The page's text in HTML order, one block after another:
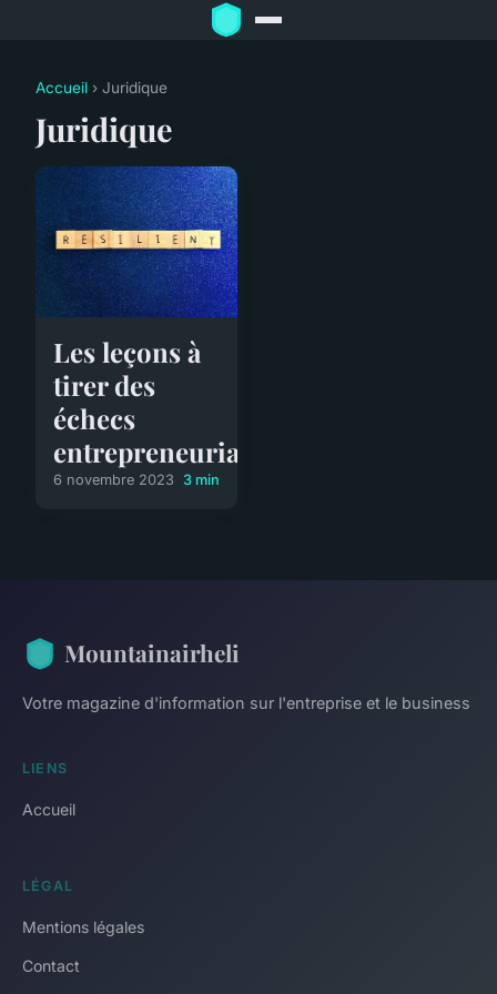
Accueil › Juridique
Juridique
Les leçons à
tirer des
échecs
entrepreneuriaux
6 novembre 2023 3 min
Mountainairheli
Votre magazine d'information sur l'entreprise et le business
LIENS
Accueil
LÉGAL
Mentions légales
Contact